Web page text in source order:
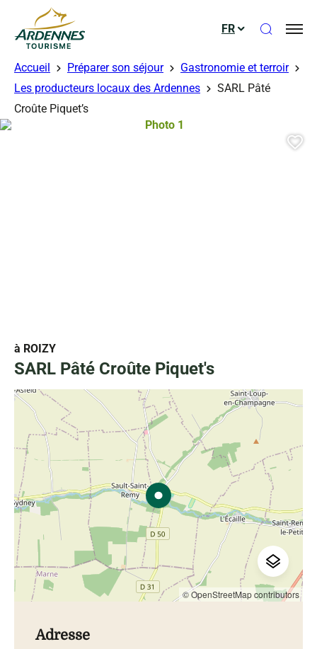
ADT des Ardennes
FR Ouvrir
Accueil Préparer son séjour
Gastronomie et terroir
Les producteurs locaux des Ardennes
SARL Pâté
Croûte Piquet’s
à ROIZY
SARL Pâté Croûte Piquet's
Photo 1, © Droits gérés
© OpenStreetMap contributors
Adresse